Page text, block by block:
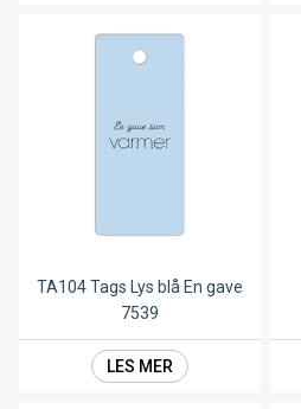
TA104 Tags Lys blå En gave
7539
LES MER